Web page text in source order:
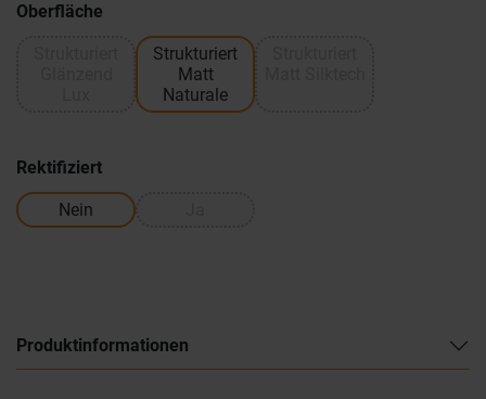
Oberfläche
Strukturiert
Matt
Naturale
Rektifiziert
Nein
Produktinformationen